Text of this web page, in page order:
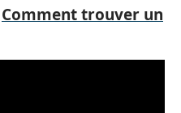
Comment trouver un